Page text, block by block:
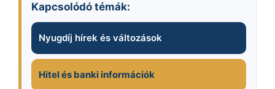
Kapcsolódó témák:
Nyugdíj hírek és változások
Hitel és banki információk